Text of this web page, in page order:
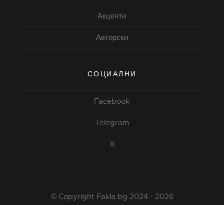
Акценти
Авторски
СОЦИАЛНИ
Facebook
Telegram
X
© Copyright Fakla.bg 2024 - 2026